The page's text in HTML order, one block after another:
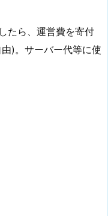
たら、運営費を寄付
)。サーバー代等に使